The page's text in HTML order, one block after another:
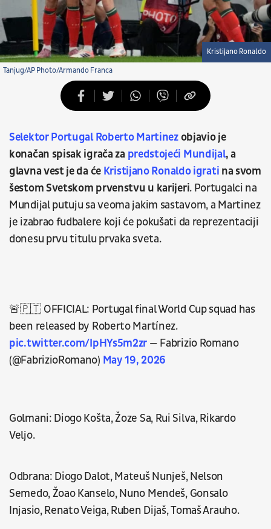
Tanjug/AP Photo/Armando Franca
Kristijano Ronaldo
Selektor Portugal Roberto Martinezobjavio je
konačan spisak igrača za predstojeći Mundijal, a
glavna vest je da će Kristijano Ronaldo igrati na svom
šestom Svetskom prvenstvu u karijeri.Portugalci na
Mundijal putuju sa veoma jakim sastavom, a Martinez
je izabrao fudbalere koji će pokušati da reprezentaciji
donesu prvu titulu prvaka sveta.
🚨🇵🇹 OFFICIAL: Portugal final World Cup squad has
been released by Roberto Martínez.
pic.twitter.com/IpHYs5m2zr — Fabrizio Romano
(@FabrizioRomano) May 19, 2026
Golmani: Diogo Košta, Žoze Sa, Rui Silva, Rikardo
Veljo.
Odbrana: Diogo Dalot, Mateuš Nunješ, Nelson
Semedo, Žoao Kanselo, Nuno Mendeš, Gonsalo
Injasio, Renato Veiga, Ruben Dijaš, Tomaš Arauho.